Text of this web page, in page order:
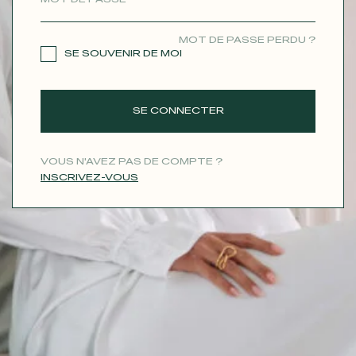
MOT DE PASSE PERDU ?
SE SOUVENIR DE MOI
SE CONNECTER
VOUS N'AVEZ PAS DE COMPTE ?
INSCRIVEZ-VOUS